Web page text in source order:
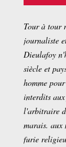
Tour à tour
journaliste
Dieulafoy
siècle et
homme
interdits
l'arbitraire
marais. aux
furie